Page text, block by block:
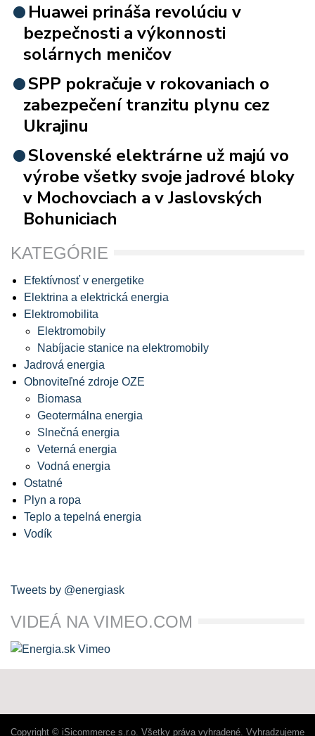
Huawei prináša revolúciu v
bezpečnosti a výkonnosti
solárnych meničov
SPP pokračuje v rokovaniach o
zabezpečení tranzitu plynu cez
Ukrajinu
Slovenské elektrárne už majú vo
výrobe všetky svoje jadrové bloky
v Mochovciach a v Jaslovských
Bohuniciach
KATEGÓRIE
Efektívnosť v energetike
Elektrina a elektrická energia
Elektromobilita
Elektromobily
Nabíjacie stanice na elektromobily
Jadrová energia
Obnoviteľné zdroje OZE
Biomasa
Geotermálna energia
Slnečná energia
Veterná energia
Vodná energia
Ostatné
Plyn a ropa
Teplo a tepelná energia
Vodík
Tweets by @energiask
VIDEÁ NA VIMEO.COM
Copyright © iSicommerce s.r.o. Všetky práva vyhradené. Vyhradzujeme